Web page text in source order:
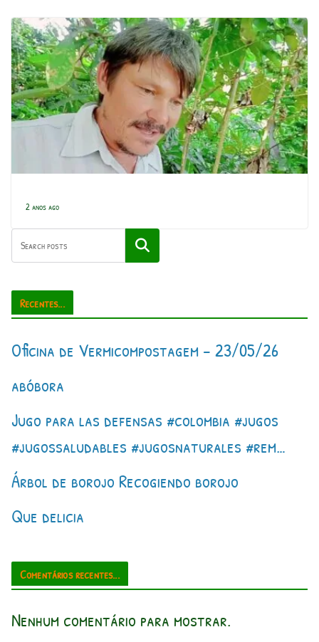
2 anos ago
Pesquisar
Recentes...
Oficina de Vermicompostagem – 23/05/26
abóbora
Jugo para las defensas #colombia #jugos
#jugossaludables #jugosnaturales #rem…
Árbol de borojo Recogiendo borojo
Que delicia
Comentários recentes...
Nenhum comentário para mostrar.